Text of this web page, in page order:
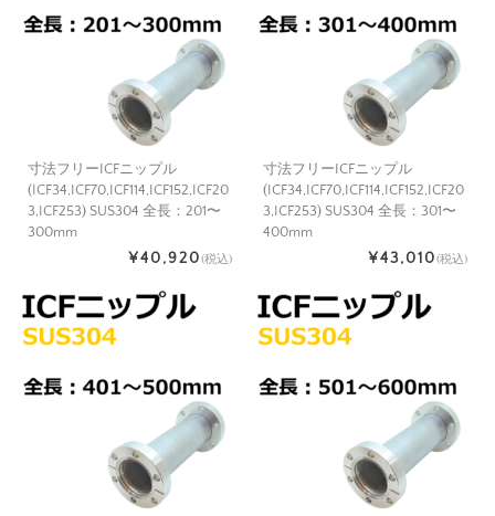
寸法フリーICFニップル
(ICF34,ICF70,ICF114,ICF152,ICF20
3,ICF253) SUS304 全長：201〜
300mm
¥40,920(税込)
寸法フリーICFニップル
(ICF34,ICF70,ICF114,ICF152,ICF20
3,ICF253) SUS304 全長：301〜
400mm
¥43,010(税込)